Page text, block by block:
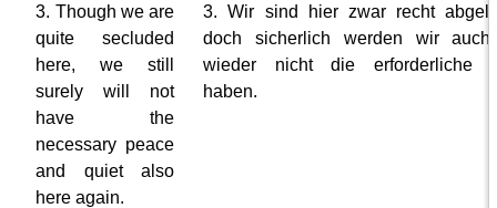
3. Though we are
quite secluded
here, we still
surely will not
have the
necessary peace
and quiet also
here again.
3. Wir sind hier zwar recht
doch sicherlich werden wir
wieder nicht die erforderliche
haben.